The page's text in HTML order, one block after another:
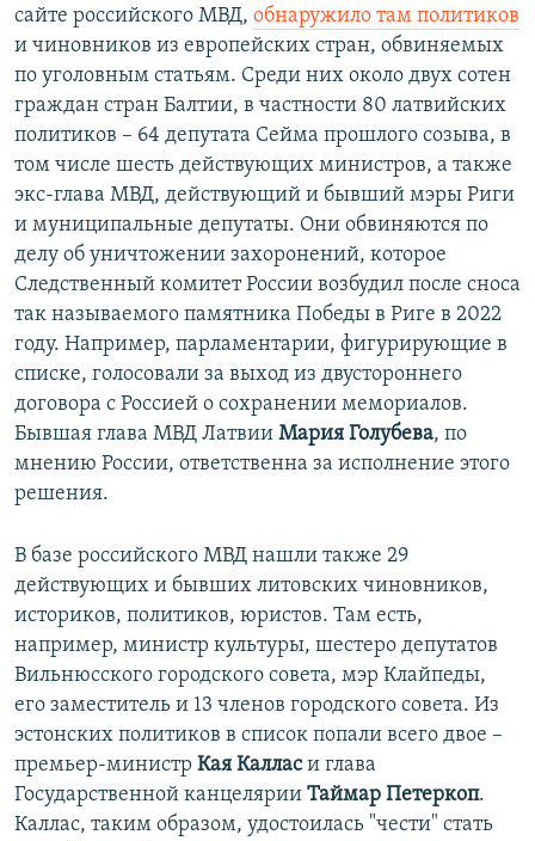
сайте российского МВД, обнаружило там политиков
и чиновников из европейских стран, обвиняемых
по уголовным статьям. Среди них около двух сотен
граждан стран Балтии, в частности 80 латвийских
политиков – 64 депутата Сейма прошлого созыва, в
том числе шесть действующих министров, а также
экс-глава МВД, действующий и бывший мэры Риги
и муниципальные депутаты. Они обвиняются по
делу об уничтожении захоронений, которое
Следственный комитет России возбудил после сноса
так называемого памятника Победы в Риге в 2022
году. Например, парламентарии, фигурирующие в
списке, голосовали за выход из двустороннего
договора с Россией о сохранении мемориалов.
Бывшая глава МВД Латвии Мария Голубева, по
мнению России, ответственна за исполнение этого
решения.
В базе российского МВД нашли также 29
действующих и бывших литовских чиновников,
историков, политиков, юристов. Там есть,
например, министр культуры, шестеро депутатов
Вильнюсского городского совета, мэр Клайпеды,
его заместитель и 13 членов городского совета. Из
эстонских политиков в список попали всего двое –
премьер-министр Кая Калласи глава
Государственной канцелярии Таймар Петеркоп.
Каллас, таким образом, удостоилась "чести" стать